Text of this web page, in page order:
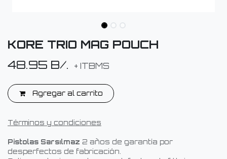
KORE TRIO MAG POUCH
48.95 B/. + ITBMS
Agregar al carrito
Términos y condiciones
Pistolas Sarsılmaz 2 años de garantía por
desperfectos de fabricación.